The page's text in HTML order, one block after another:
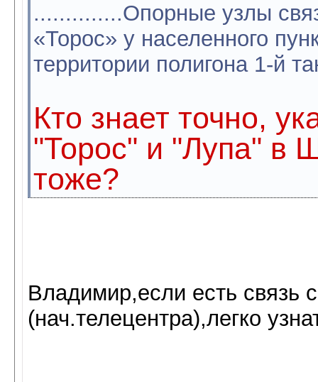
..............Опорные узлы
«Торос» у населенного
территории полигона 1-й
Кто знает точно,
"Торос" и "Лупа" в
тоже?
Владимир,если есть связь
(нач.телецентра),легко